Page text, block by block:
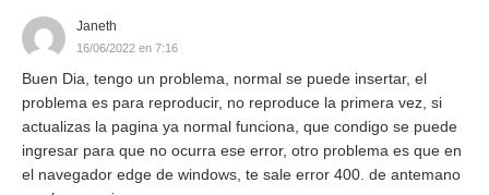
Janeth
16/06/2022 en 7:16
Buen Dia, tengo un problema, normal se puede insertar, el
problema es para reproducir, no reproduce la primera vez, si
actualizas la pagina ya normal funciona, que condigo se puede
ingresar para que no ocurra ese error, otro problema es que en
el navegador edge de windows, te sale error 400. de antemano